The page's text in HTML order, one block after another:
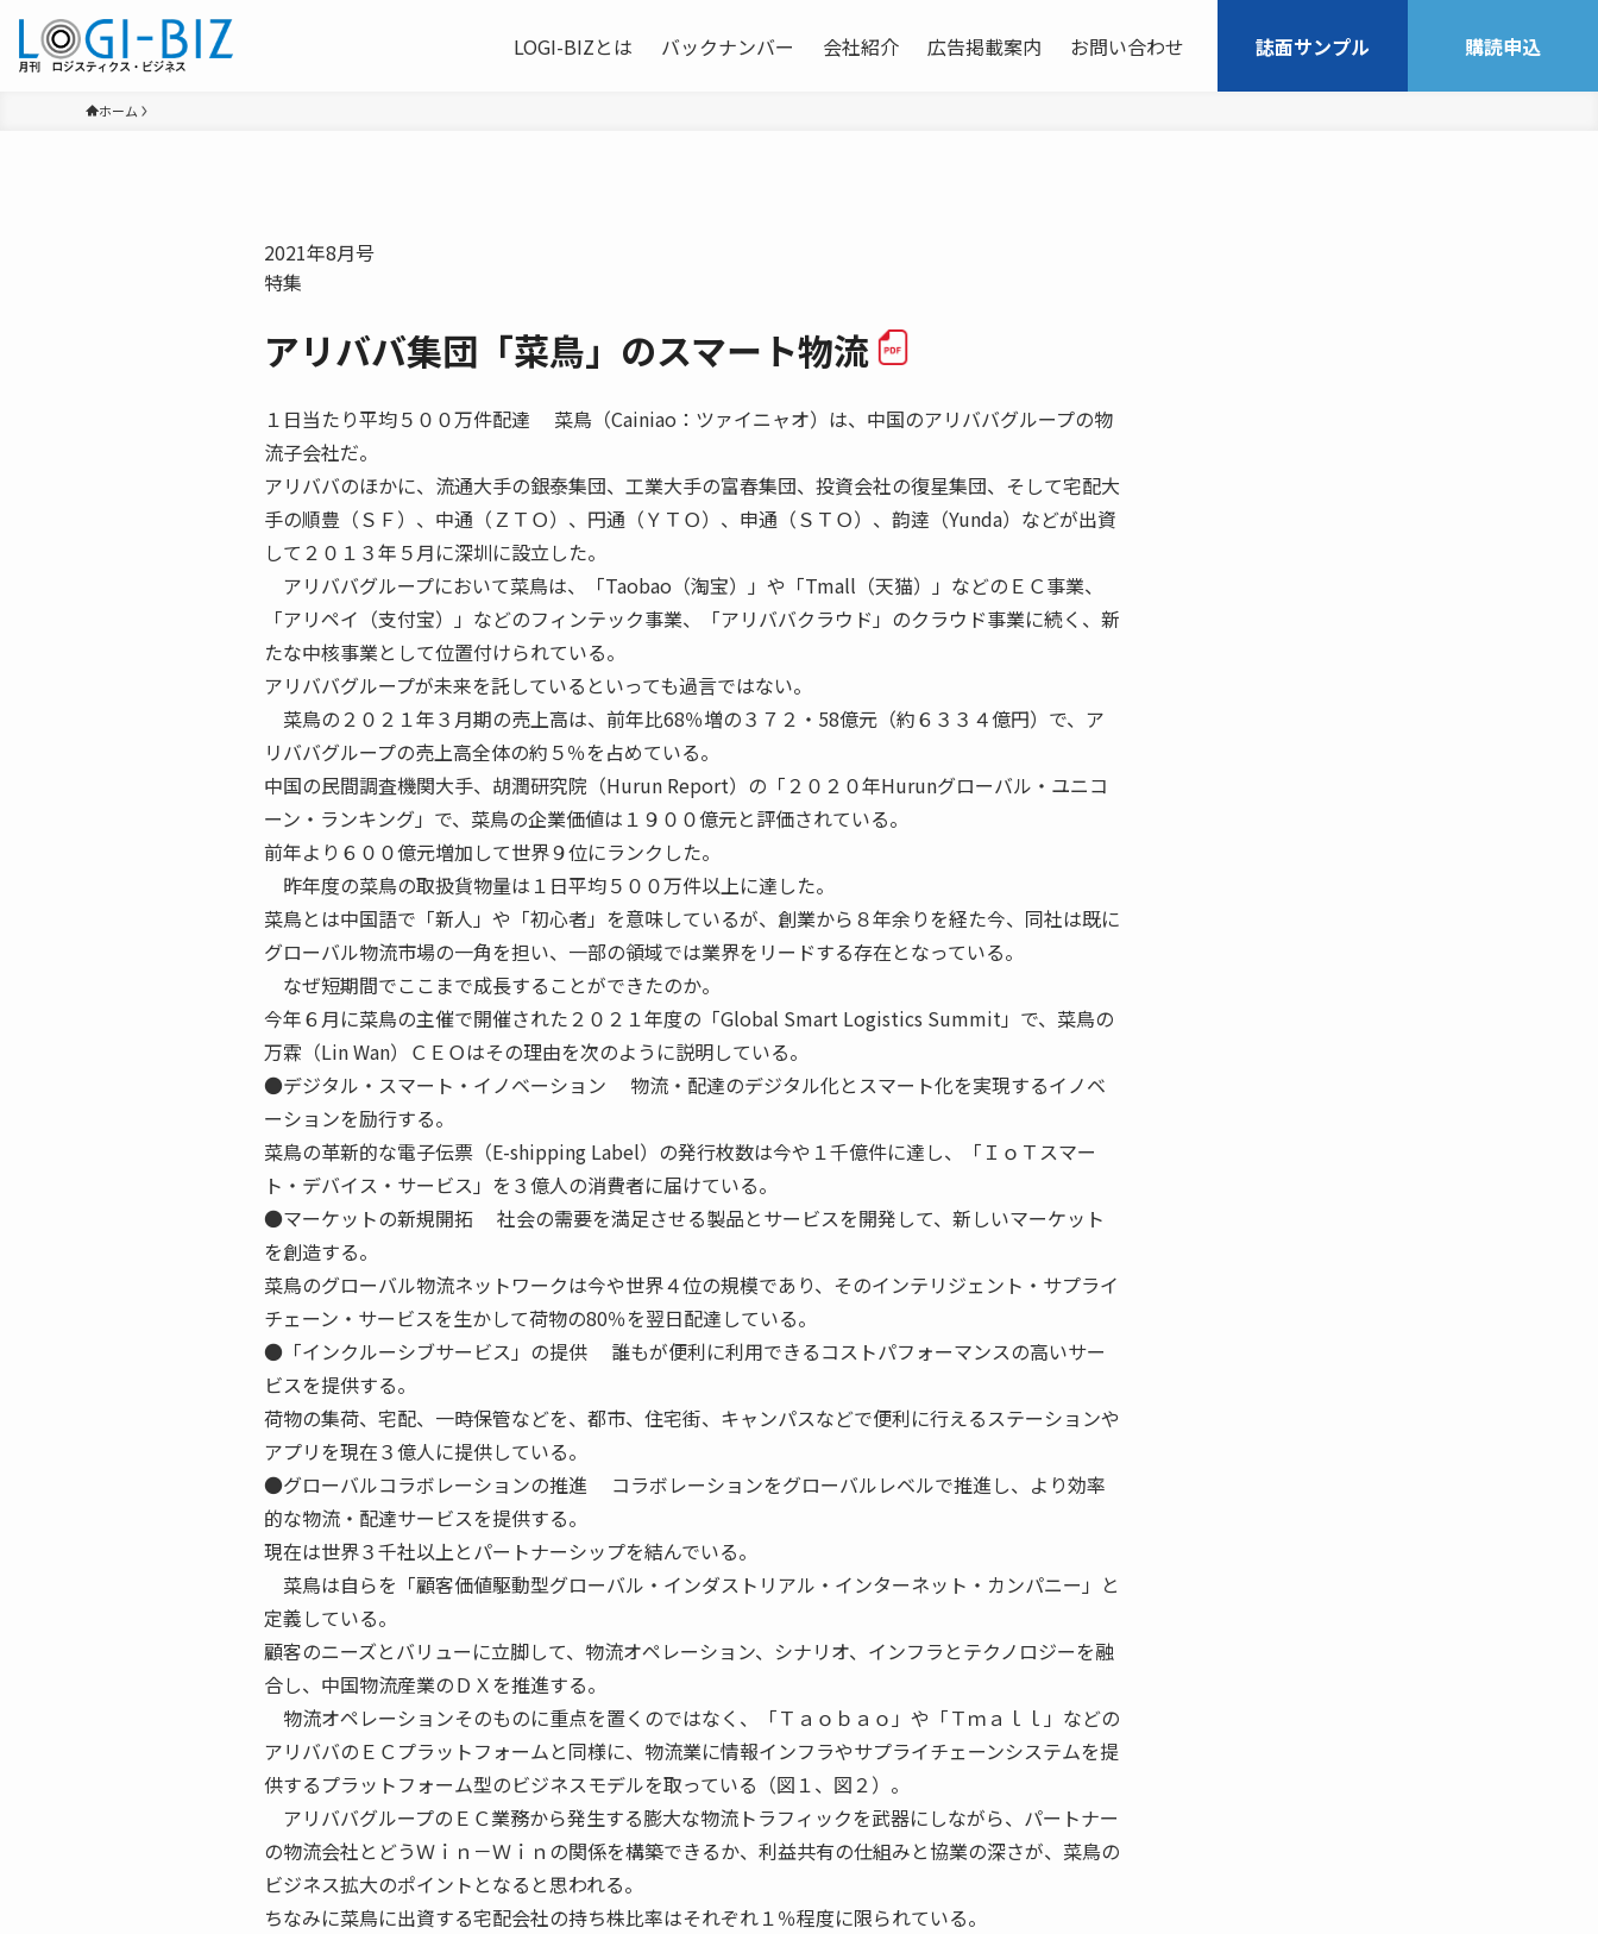
LOGI-BIZとは バックナンバー 会社紹介 広告掲載案内 お問い合わせ 誌面サンプル 購読申込
ホーム
2021年8月号
特集
アリババ集団「菜鳥」のスマート物流
１日当たり平均５００万件配達 菜鳥（Cainiao：ツァイニャオ）は、中国のアリババグループの物
流子会社だ。
アリババのほかに、流通大手の銀泰集団、工業大手の富春集団、投資会社の復星集団、そして宅配大
手の順豊（ＳＦ）、中通（ＺＴＯ）、円通（ＹＴＯ）、申通（ＳＴＯ）、韵逹（Yunda）などが出資
して２０１３年５月に深圳に設立した。
アリババグループにおいて菜鳥は、「Taobao（淘宝）」や「Tmall（天猫）」などのＥＣ事業、
「アリペイ（支付宝）」などのフィンテック事業、「アリババクラウド」のクラウド事業に続く、新
たな中核事業として位置付けられている。
アリババグループが未来を託しているといっても過言ではない。
菜鳥の２０２１年３月期の売上高は、前年比68％増の３７２・58億元（約６３３４億円）で、ア
リババグループの売上高全体の約５％を占めている。
中国の民間調査機関大手、胡潤研究院（Hurun Report）の「２０２０年Hurunグローバル・ユニコ
ーン・ランキング」で、菜鳥の企業価値は１９００億元と評価されている。
前年より６００億元増加して世界９位にランクした。
昨年度の菜鳥の取扱貨物量は１日平均５００万件以上に達した。
菜鳥とは中国語で「新人」や「初心者」を意味しているが、創業から８年余りを経た今、同社は既に
グローバル物流市場の一角を担い、一部の領域では業界をリードする存在となっている。
なぜ短期間でここまで成長することができたのか。
今年６月に菜鳥の主催で開催された２０２１年度の「Global Smart Logistics Summit」で、菜鳥の
万霖（Lin Wan）ＣＥＯはその理由を次のように説明している。
●デジタル・スマート・イノベーション 物流・配達のデジタル化とスマート化を実現するイノベ
ーションを励行する。
菜鳥の革新的な電子伝票（E-shipping Label）の発行枚数は今や１千億件に達し、「ＩｏＴスマー
ト・デバイス・サービス」を３億人の消費者に届けている。
●マーケットの新規開拓 社会の需要を満足させる製品とサービスを開発して、新しいマーケット
を創造する。
菜鳥のグローバル物流ネットワークは今や世界４位の規模であり、そのインテリジェント・サプライ
チェーン・サービスを生かして荷物の80％を翌日配達している。
●「インクルーシブサービス」の提供 誰もが便利に利用できるコストパフォーマンスの高いサー
ビスを提供する。
荷物の集荷、宅配、一時保管などを、都市、住宅街、キャンパスなどで便利に行えるステーションや
アプリを現在３億人に提供している。
●グローバルコラボレーションの推進 コラボレーションをグローバルレベルで推進し、より効率
的な物流・配達サービスを提供する。
現在は世界３千社以上とパートナーシップを結んでいる。
菜鳥は自らを「顧客価値駆動型グローバル・インダストリアル・インターネット・カンパニー」と
定義している。
顧客のニーズとバリューに立脚して、物流オペレーション、シナリオ、インフラとテクノロジーを融
合し、中国物流産業のＤＸを推進する。
物流オペレーションそのものに重点を置くのではなく、「Ｔａｏｂａｏ」や「Ｔｍａｌｌ」などの
アリババのＥＣプラットフォームと同様に、物流業に情報インフラやサプライチェーンシステムを提
供するプラットフォーム型のビジネスモデルを取っている（図１、図２）。
アリババグループのＥＣ業務から発生する膨大な物流トラフィックを武器にしながら、パートナー
の物流会社とどうＷｉｎ－Ｗｉｎの関係を構築できるか、利益共有の仕組みと協業の深さが、菜鳥の
ビジネス拡大のポイントとなると思われる。
ちなみに菜鳥に出資する宅配会社の持ち株比率はそれぞれ１％程度に限られている。